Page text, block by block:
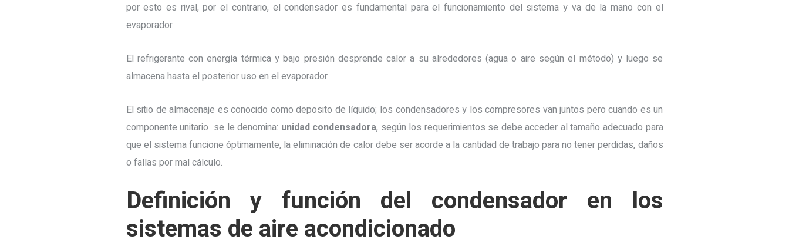
por esto es rival, por el contrario, el condensador es fundamental para el funcionamiento del sistema y va de la mano con el
evaporador.
El refrigerante con energía térmica y bajo presión desprende calor a su alrededores (agua o aire según el método) y luego se
almacena hasta el posterior uso en el evaporador.
El sitio de almacenaje es conocido como deposito de líquido; los condensadores y los compresores van juntos pero cuando es un
componente unitario se le denomina: unidad condensadora, según los requerimientos se debe acceder al tamaño adecuado para
que el sistema funcione óptimamente, la eliminación de calor debe ser acorde a la cantidad de trabajo para no tener perdidas, daños
o fallas por mal cálculo.
Definición y función del condensador en los
sistemas de aire acondicionado